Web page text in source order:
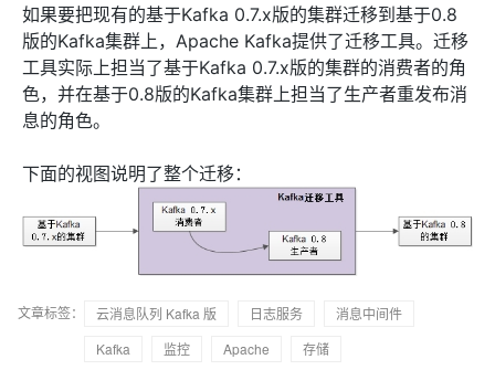
如果要把现有的基于Kafka 0.7.x版的集群迁移到基于0.8
版的Kafka集群上，Apache Kafka提供了迁移工具。迁移
工具实际上担当了基于Kafka 0.7.x版的集群的消费者的角
色，并在基于0.8版的Kafka集群上担当了生产者重发布消
息的角色。
下面的视图说明了整个迁移：
文章标签： 云消息队列 Kafka 版 日志服务
消息中间件
Kafka
监控 Apache 存储